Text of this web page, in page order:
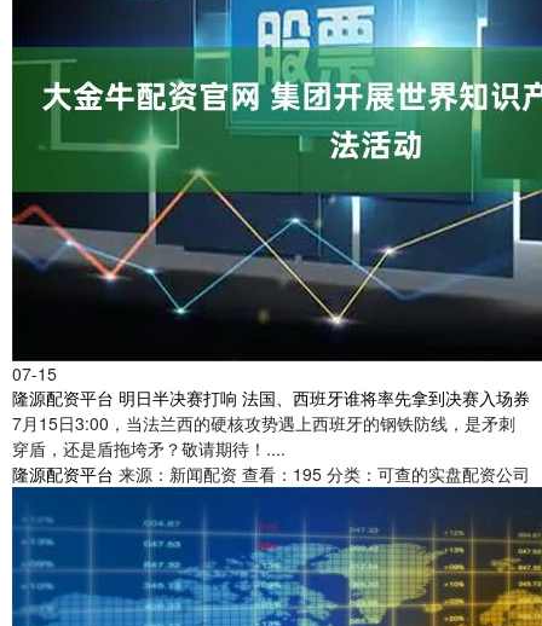
07-15
隆源配资平台 明日半决赛打响 法国、西班牙谁将率先拿到决赛入场券
7月15日3:00，当法兰西的硬核攻势遇上西班牙的钢铁防线，是矛刺
穿盾，还是盾拖垮矛？敬请期待！....
隆源配资平台 来源：新闻配资 查看：195 分类：可查的实盘配资公司